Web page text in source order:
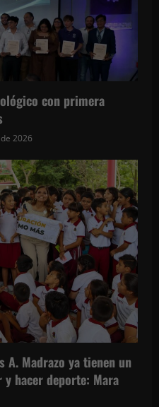
con primera
2026
A. Madrazo ya tienen un
y hacer deporte: Mara